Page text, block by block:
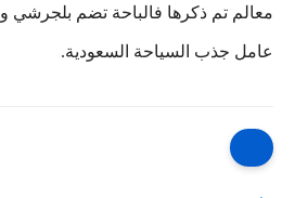
معالم تم ذكرها فالباحة تضم بلجرشي و
عامل جذب السياحة السعودية.